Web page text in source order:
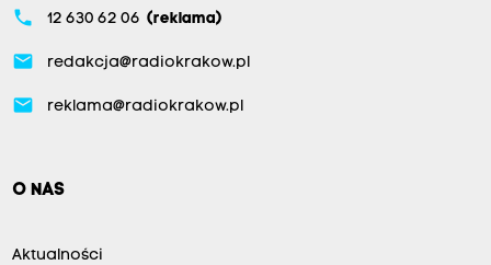
phone 12 630 62 06 (reklama)
email redakcja@radiokrakow.pl
email reklama@radiokrakow.pl
O NAS
Aktualności